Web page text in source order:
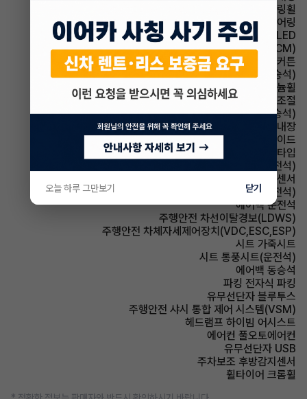
스티어링휠 가죽스티어링휠
스티어링휠 텔레스코픽 스티어링
헤드램프 LED
룸미러 전자식 룸미러(ECM)
에어백 커튼
시트 통풍시트(동승석)
휠타이어 알루미늄휠
사이드미러 후진각도조절
시트 전동시트(동승석)
룸미러 하이패스 내장
에어백 사이드
헤드램프 프로젝션 타입
시트 메모리시트(운전석)
주차보조 전방감지센서
시트 전동시트(운전석)
에어백 운전석
주행안전 차선이탈경보(LDWS)
주행안전 차체자세제어장치(VDC,ESC,ESP)
시트 가죽시트
시트 통풍시트(운전석)
에어백 동승석
파킹 전자식 파킹
유무선단자 블루투스
주행안전 샤시 통합 제어 시스템(VSM)
헤드램프 하이빔 어시스트
에어컨 풀오토에어컨
유무선단자 USB
주차보조 후방감지센서
휠타이어 크롬휠
오늘 하루 그만보기 닫기